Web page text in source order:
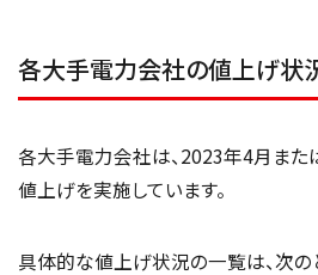
各大手電力会社の値上げ状
各大手電力会社は、2023年4月ま
値上げを実施しています。
具体的な値上げ状況の一覧は、次の